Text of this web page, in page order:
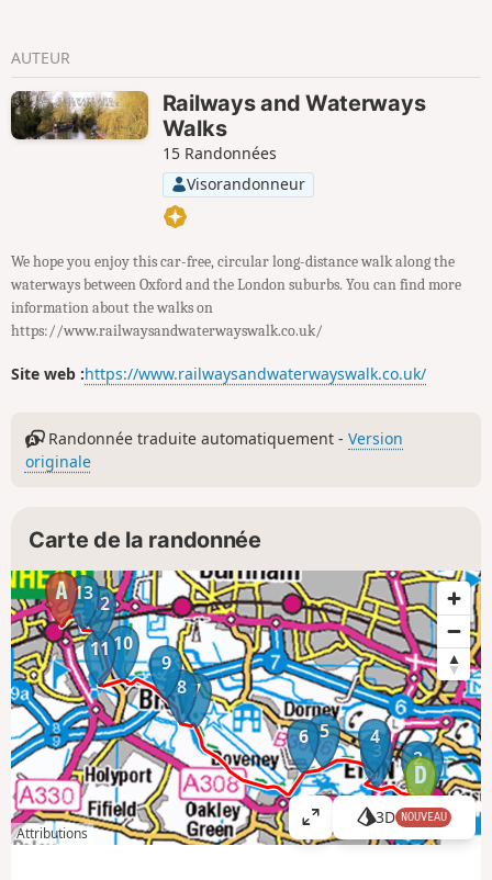
AUTEUR
Railways and Waterways
Walks
15 Randonnées
Visorandonneur
We hope you enjoy this car-free, circular long-distance walk along the
waterways between Oxford and the London suburbs. You can find more
information about the walks on
https://www.railwaysandwaterwayswalk.co.uk/
Site web :https://www.railwaysandwaterwayswalk.co.uk/
Randonnée traduite automatiquement -Version
originale
Carte de la randonnée
1
2
3
4
5
6
7
8
9
10
11
12
13
Attributions
A
ff
3D NOUVEAU